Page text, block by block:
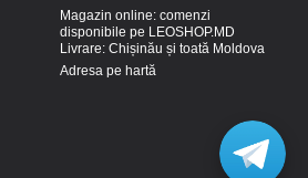
Magazin online: comenzi
disponibile pe LEOSHOP.MD
Livrare: Chișinău și toată Moldova
Adresa pe hartă